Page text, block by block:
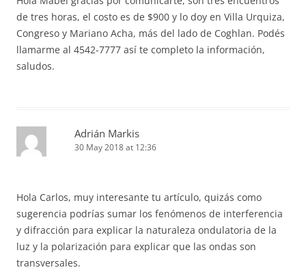
de tres horas, el costo es de $900 y lo doy en Villa Urquiza,
Congreso y Mariano Acha, más del lado de Coghlan. Podés
llamarme al 4542-7777 así te completo la información,
saludos.
Adrián Markis
30 May 2018 at 12:36
Hola Carlos, muy interesante tu artículo, quizás como
sugerencia podrías sumar los fenómenos de interferencia
y difracción para explicar la naturaleza ondulatoria de la
luz y la polarización para explicar que las ondas son
transversales.